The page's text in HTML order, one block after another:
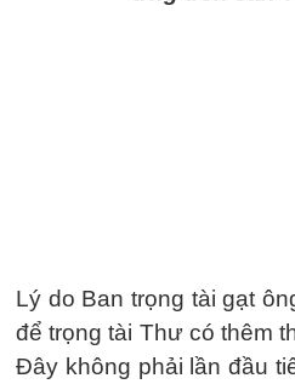
Lý do Ban trọng tài gạt
để trọng tài Thư có thêm
Đây không phải lần đầu